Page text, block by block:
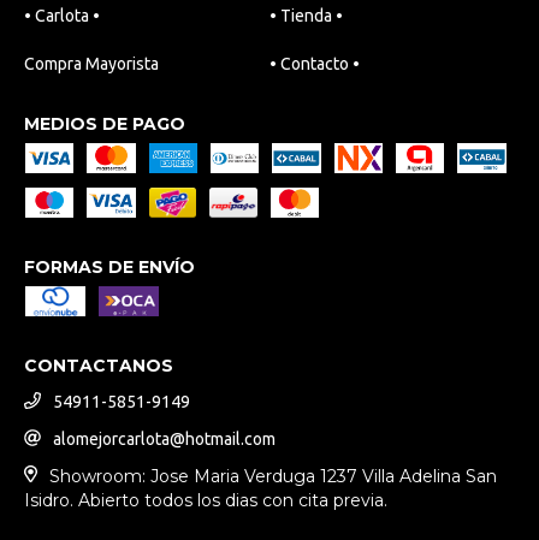
• Carlota • • Tienda •
Compra Mayorista • Contacto •
MEDIOS DE PAGO
FORMAS DE ENVÍO
CONTACTANOS
54911-5851-9149
alomejorcarlota@hotmail.com
Showroom: Jose Maria Verduga 1237 Villa Adelina San
Isidro. Abierto todos los dias con cita previa.